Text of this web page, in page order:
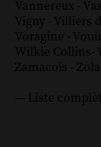
Vannereux -
Vigny - Villiers
Voragine -
Wilkie Collins-
Zamacoïs - Zola
--- Liste